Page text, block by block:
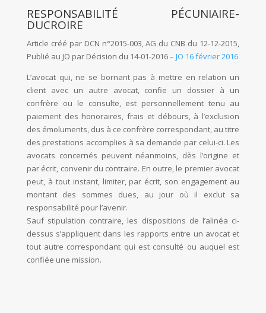
RESPONSABILITÉ PÉCUNIAIRE-
DUCROIRE
Article créé par DCN n°2015-003, AG du CNB du 12-12-2015,
Publié au JO par Décision du 14-01-2016 – JO 16 février 2016
L’avocat qui, ne se bornant pas à mettre en relation un
client avec un autre avocat, confie un dossier à un
confrère ou le consulte, est personnellement tenu au
paiement des honoraires, frais et débours, à l’exclusion
des émoluments, dus à ce confrère correspondant, au titre
des prestations accomplies à sa demande par celui-ci. Les
avocats concernés peuvent néanmoins, dès l’origine et
par écrit, convenir du contraire. En outre, le premier avocat
peut, à tout instant, limiter, par écrit, son engagement au
montant des sommes dues, au jour où il exclut sa
responsabilité pour l’avenir.
Sauf stipulation contraire, les dispositions de l’alinéa ci-
dessus s’appliquent dans les rapports entre un avocat et
tout autre correspondant qui est consulté ou auquel est
confiée une mission.